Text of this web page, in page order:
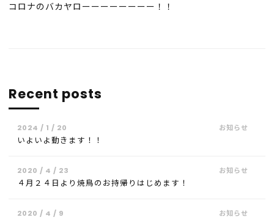
コロナのバカヤローーーーーーーー！！
Recent posts
2024 / 1 / 20
いよいよ動きます！！
2020 / 4 / 23
４月２４日より焼鳥のお持帰りはじめます！
2020 / 4 / 9